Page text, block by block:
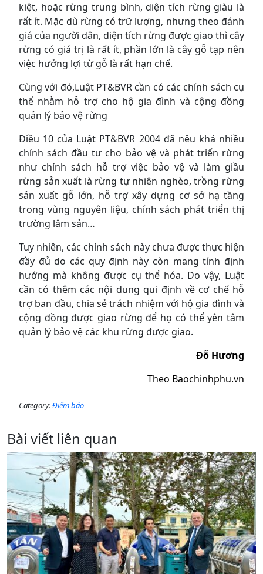
kiệt, hoặc rừng trung bình, diện tích rừng giàu là
rất ít. Mặc dù rừng có trữ lượng, nhưng theo đánh
giá của người dân, diện tích rừng được giao thì cây
rừng có giá trị là rất ít, phần lớn là cây gỗ tạp nên
việc hưởng lợi từ gỗ là rất hạn chế.
Cùng với đó,Luật PT&BVR cần có các chính sách cụ
thể nhằm hỗ trợ cho hộ gia đình và cộng đồng
quản lý bảo vệ rừng
Điều 10 của Luật PT&BVR 2004 đã nêu khá nhiều
chính sách đầu tư cho bảo vệ và phát triển rừng
như chính sách hỗ trợ việc bảo vệ và làm giầu
rừng sản xuất là rừng tự nhiên nghèo, trồng rừng
sản xuất gỗ lớn, hỗ trợ xây dựng cơ sở hạ tầng
trong vùng nguyên liệu, chính sách phát triển thị
trường lâm sản…
Tuy nhiên, các chính sách này chưa được thực hiện
đầy đủ do các quy định này còn mang tính định
hướng mà không được cụ thể hóa. Do vậy, Luật
cần có thêm các nội dung qui định về cơ chế hỗ
trợ ban đầu, chia sẻ trách nhiệm với hộ gia đình và
cộng đồng được giao rừng để họ có thể yên tâm
quản lý bảo vệ các khu rừng được giao.
Đỗ Hương
Theo Baochinhphu.vn
Category:Điểm báo
Bài viết liên quan